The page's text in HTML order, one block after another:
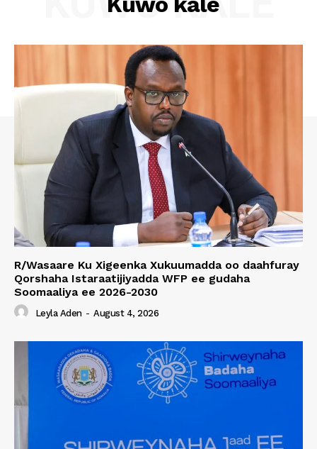
R/Wasaare Ku Xigeenka Xukuumadda oo daahfuray
Qorshaha Istaraatijiyadda WFP ee gudaha
Soomaaliya ee 2026-2030
Leyla Aden - August 4, 2026